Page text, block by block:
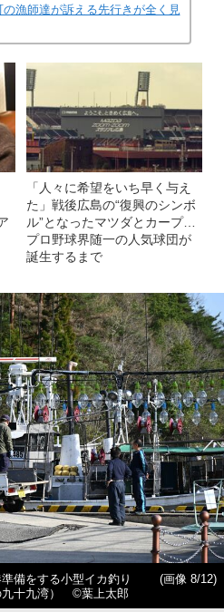
漁師達が訴える先行きが全く見
「人々に希望をいち早く与え
た」戦後広島の“復興のシンボ
ル”となったマツダとカープ…
プロ野球界随一の人気球団が
誕生するまで
備をする小型イカ釣り
九十九湾） ©️葉上太郎
(画像 8/12)